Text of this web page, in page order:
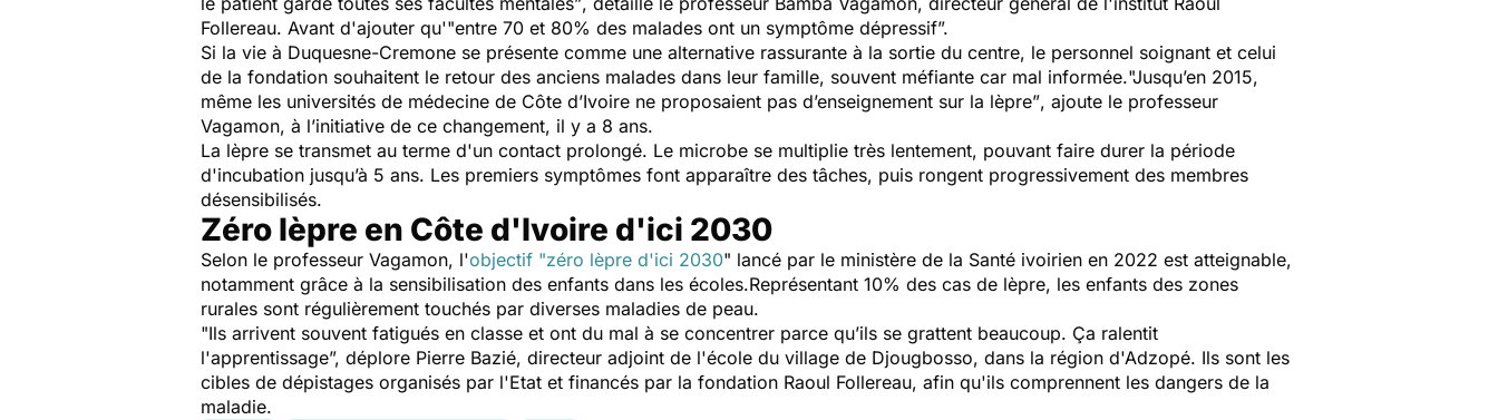
Follereau. Avant d'ajouter qu'"entre 70 et 80% des malades ont un symptôme dépressif”.
Si la vie à Duquesne-Cremone se présente comme une alternative rassurante à la sortie du centre, le personnel soignant et celui
de la fondation souhaitent le retour des anciens malades dans leur famille, souvent méfiante car mal informée."Jusqu’en 2015,
même les universités de médecine de Côte d’Ivoire ne proposaient pas d’enseignement sur la lèpre”, ajoute le professeur
Vagamon, à l’initiative de ce changement, il y a 8 ans.
La lèpre se transmet au terme d'un contact prolongé. Le microbe se multiplie très lentement, pouvant faire durer la période
d'incubation jusqu’à 5 ans. Les premiers symptômes font apparaître des tâches, puis rongent progressivement des membres
désensibilisés.
Zéro lèpre en Côte d'Ivoire d'ici 2030
Selon le professeur Vagamon, l'objectif "zéro lèpre d'ici 2030" lancé par le ministère de la Santé ivoirien en 2022 est atteignable,
notamment grâce à la sensibilisation des enfants dans les écoles.Représentant 10% des cas de lèpre, les enfants des zones
rurales sont régulièrement touchés par diverses maladies de peau.
"Ils arrivent souvent fatigués en classe et ont du mal à se concentrer parce qu’ils se grattent beaucoup. Ça ralentit
l'apprentissage”, déplore Pierre Bazié, directeur adjoint de l'école du village de Djougbosso, dans la région d'Adzopé. Ils sont les
cibles de dépistages organisés par l'Etat et financés par la fondation Raoul Follereau, afin qu'ils comprennent les dangers de la
maladie.